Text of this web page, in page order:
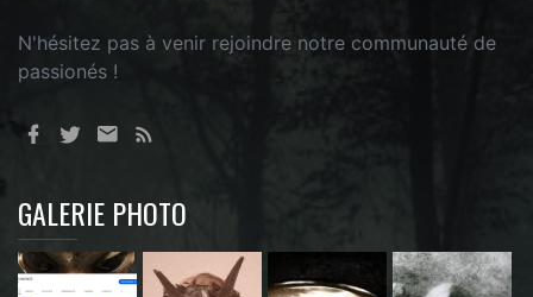
N'hésitez pas à venir rejoindre notre communauté de
passionés !
GALERIE PHOTO